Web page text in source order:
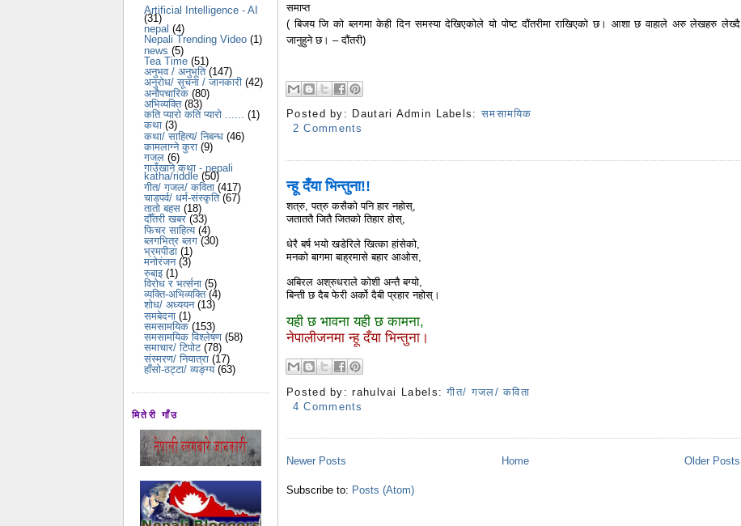
Artificial Intelligence - AI
(31)
nepal (4)
Nepali Trending Video (1)
news (5)
Tea Time (51)
अनुभव / अनुभूति (147)
अनुरोध/ सूचना / जानकारी (42)
अनौपचारिक (80)
अभिव्यक्ति (83)
कति प्यारो कति प्यारो ...... (1)
कथा (3)
कथा/ साहित्य/ निबन्ध (46)
कामलाग्ने कुरा (9)
गजल (6)
गाउँखाने कथा - nepali
katha/riddle (50)
गीत/ गजल/ कविता (417)
चाडपर्व/ धर्म-संस्कृति (67)
तातो बहस (18)
दौँतरी खबर (33)
फिचर साहित्य (4)
ब्लगभित्र ब्लग (30)
भ्रमपीडा (1)
मनोरंजन (3)
रुबाइ (1)
विरोध र भर्त्सना (5)
व्यक्ति-अभिव्यक्ति (4)
शोध/ अध्ययन (13)
समबेदना (1)
समसामयिक (153)
समसामयिक विश्लेषण (58)
समाचार/ टिपोट (78)
संस्मरण/ नियात्रा (17)
हाँसो-ठट्टा/ व्यङ्ग्य (63)
मितेरी गाँउ
समाप्त
( बिजय जि को ब्लगमा केही दिन समस्या देखिएकोले यो पोष्ट दौंतरीमा राखिएको छ। आशा छ वाहाले अरु लेखहरु लेख्दै
जानुहुने छ। – दौंतरी)
Posted by: Dautari Admin Labels:समसामयिक
2 Comments
न्हू दँया भिन्तुना!!
शत्रु, पत्रु कसैको पनि हार नहोस्,
जताततै जितै जितको तिहार होस्,
धेरै बर्ष भयो खडेरिले खित्का हांसेको,
मनको बागमा बाह्रमासे बहार आओस,
अबिरल अश्रुधराले कोशी अन्तै बग्यो,
बिन्ती छ दैब फेरी अर्को दैबी प्रहार नहोस्।
यही छ भावना यही छ कामना,
नेपालीजनमा न्हू दँया भिन्तुना।
Posted by:rahulvai Labels:गीत/ गजल/ कविता
4 Comments
Newer Posts Older Posts
Home
Subscribe to: Posts (Atom)